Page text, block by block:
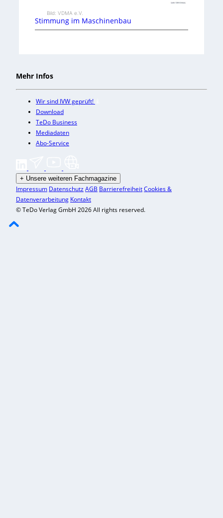
Bild: VDMA e.V.
Stimmung im Maschinenbau
Mehr Infos
Wir sind IVW geprüft!
Download
TeDo Business
Mediadaten
Abo-Service
+ Unsere weiteren Fachmagazine
Impressum DatenschutzAGB BarrierefreiheitCookies &
Datenverarbeitung Kontakt
© TeDo Verlag GmbH 2026 All rights reserved.